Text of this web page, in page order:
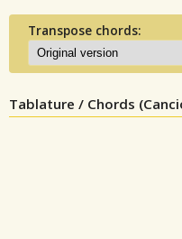
Transpose chords:
Tablature / Chords